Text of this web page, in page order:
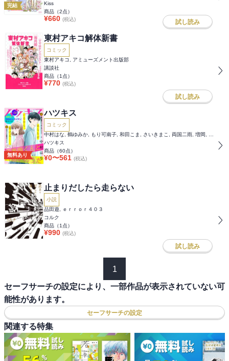
完結
Kiss
商品（2点）
¥660 (税込) 試し読み
東村アキコ解体新書
コミック
東村アキコ, アミューズメント出版部
講談社
商品（1 点）
¥770 (税込)
試し読み
無料あり
ハツキス
コミック
ハツキス
商品（60点）
¥0〜561 (税込)
止まりだしたら走らない
小説
品田遊, ｅｒｒｏｒ４０３
コルク
商品（1 点）
¥990 (税込)
試し読み
1
セーフサーチの設定により、一部作品が表示されていない可
能性があります。
セーフサーチの設定
関連する特集